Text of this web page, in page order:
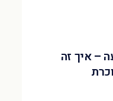
– איך זה